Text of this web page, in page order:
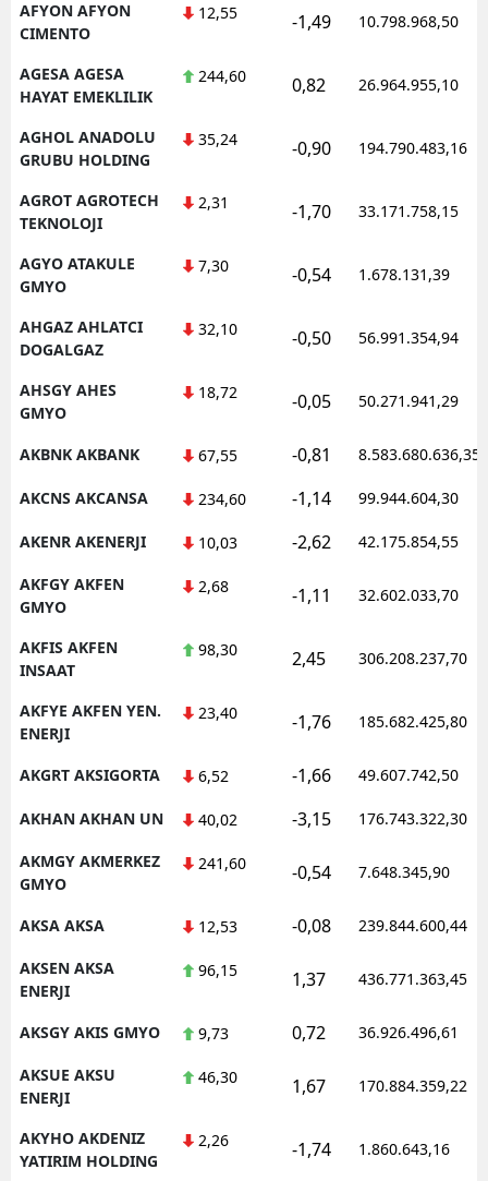
AFYON AFYON
CIMENTO
12,55 -1,49 10.798.968,50
AGESA AGESA
HAYAT EMEKLILIK
244,60 0,82 26.964.955,10
AGHOL ANADOLU
GRUBU HOLDING
35,24 -0,90 194.790.483,16
AGROT AGROTECH
TEKNOLOJI
2,31 -1,70 33.171.758,15
AGYO ATAKULE
GMYO
7,30 -0,54 1.678.131,39
AHGAZ AHLATCI
DOGALGAZ
32,10 -0,50 56.991.354,94
AHSGY AHES
GMYO
18,72 -0,05 50.271.941,29
AKBNK AKBANK 67,55 -0,81 8.583.680.636,35
AKCNS AKCANSA 234,60 -1,14 99.944.604,30
AKENR AKENERJI 10,03 -2,62 42.175.854,55
AKFGY AKFEN
GMYO
2,68 -1,11 32.602.033,70
AKFIS AKFEN
INSAAT
98,30 2,45 306.208.237,70
AKFYE AKFEN YEN.
ENERJI
23,40 -1,76 185.682.425,80
AKGRT AKSIGORTA 6,52 -1,66 49.607.742,50
AKHAN AKHAN UN 40,02 -3,15 176.743.322,30
AKMGY AKMERKEZ
GMYO
241,60 -0,54 7.648.345,90
AKSA AKSA 12,53 -0,08 239.844.600,44
AKSEN AKSA
ENERJI
96,15 1,37 436.771.363,45
AKSGY AKIS GMYO 9,73 0,72 36.926.496,61
AKSUE AKSU
ENERJI
46,30 1,67 170.884.359,22
AKYHO AKDENIZ
YATIRIM HOLDING
2,26 -1,74 1.860.643,16